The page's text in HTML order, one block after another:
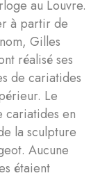
au Louvre.
à partir de
Gilles
réalisé ses
de cariatides
Le
cariatides en
la sculpture
Aucune
étaient